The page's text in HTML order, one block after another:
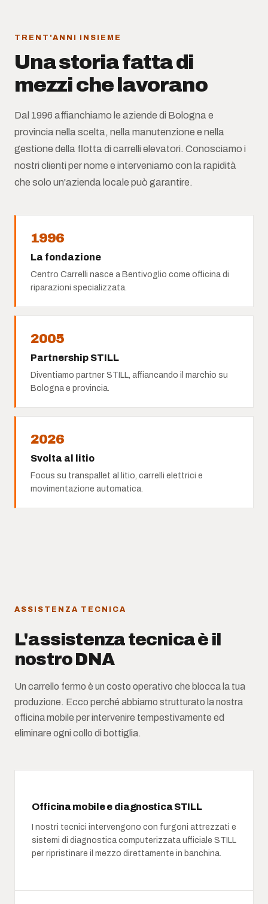
TRENT'ANNI INSIEME
Una storia fatta di
mezzi che lavorano
Dal 1996 affianchiamo le aziende di Bologna e
provincia nella scelta, nella manutenzione e nella
gestione della flotta di carrelli elevatori. Conosciamo i
nostri clienti per nome e interveniamo con la rapidità
che solo un'azienda locale può garantire.
1996
La fondazione
Centro Carrelli nasce a Bentivoglio come officina di
riparazioni specializzata.
2005
Partnership STILL
Diventiamo partner STILL, affiancando il marchio su
Bologna e provincia.
2026
Svolta al litio
Focus su transpallet al litio, carrelli elettrici e
movimentazione automatica.
ASSISTENZA TECNICA
L'assistenza tecnica è il
nostro DNA
Un carrello fermo è un costo operativo che blocca la tua
produzione. Ecco perché abbiamo strutturato la nostra
officina mobile per intervenire tempestivamente ed
eliminare ogni collo di bottiglia.
Officina mobile e diagnostica STILL
I nostri tecnici intervengono con furgoni attrezzati e
sistemi di diagnostica computerizzata ufficiale STILL
per ripristinare il mezzo direttamente in banchina.